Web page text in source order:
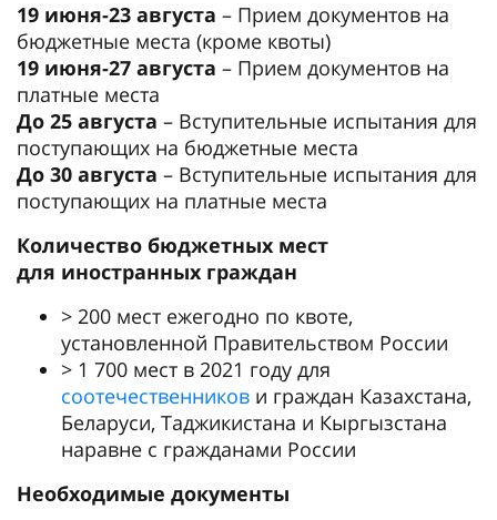
19 июня-23 августа – Прием документов на
бюджетные места (кроме квоты)
19 июня-27 августа – Прием документов на
платные места
До 25 августа – Вступительные испытания для
поступающих на бюджетные места
До 30 августа – Вступительные испытания для
поступающих на платные места
Количество бюджетных мест
для иностранных граждан
> 200 мест ежегодно по квоте,
установленной Правительством России
> 1 700 мест в 2021 году для
соотечественников и граждан Казахстана,
Беларуси, Таджикистана и Кыргызстана
наравне с гражданами России
Необходимые документы